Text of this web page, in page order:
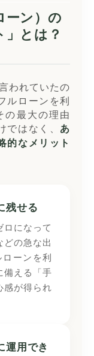
ーン）の
」とは？
われていたの
ルローンを利
の最大の理由
はなく、 あ
的なメリット
残せる
になって
どの急な出
ーンを利
備える「手
感が得られ
運用でき